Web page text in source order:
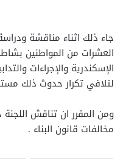
جاء ذلك اثناء مناقشة
العشرات من المواطنين
الإسكندرية والإجراءات
لتلافي تكرار حدوث ذلك
ومن المقرر ان تناقش اللجنة
مخالفات قانون البناء .